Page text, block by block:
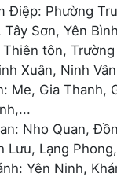
Điệp: Phường
Tây Sơn, Yên
Thiên tôn,
Xuân, Ninh
Me, Gia Thanh,
Nho Quan,
Lưu, Lạng
Yên Ninh,